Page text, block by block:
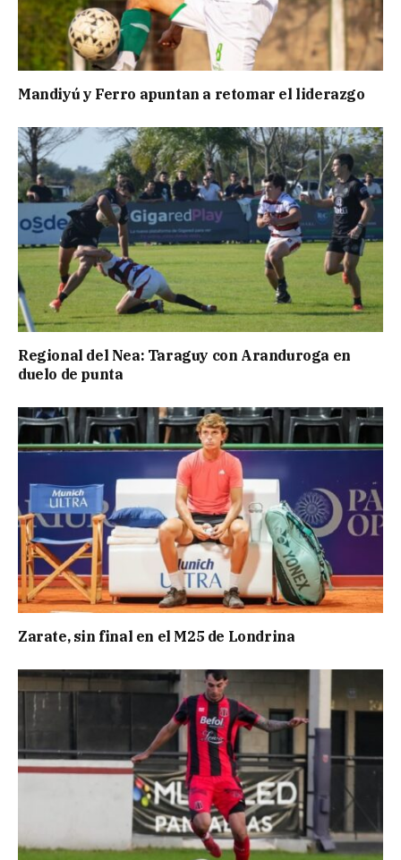
Mandiyú y Ferro apuntan a retomar el liderazgo
Regional del Nea: Taraguy con Aranduroga en
duelo de punta
Zarate, sin final en el M25 de Londrina